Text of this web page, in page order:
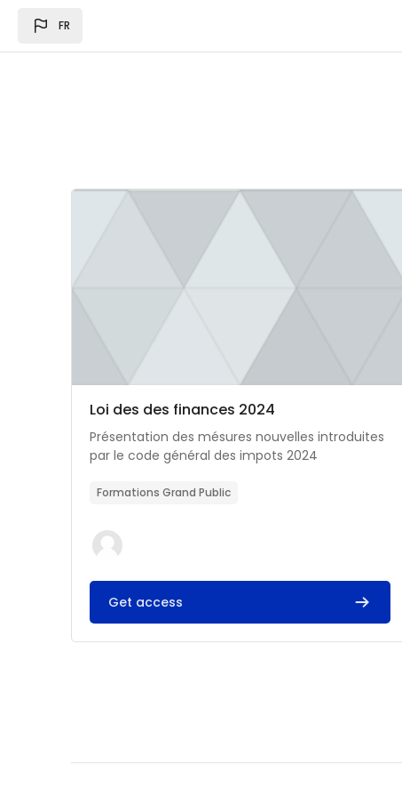
FR
Image du cours Loi des des finances 2024
Catégorie de cours
Nom du cours
Loi des des finances 2024
Résumé du cours :
Présentation des mésures nouvelles introduites
par le code général des impots 2024
Formations Grand Public
Get access